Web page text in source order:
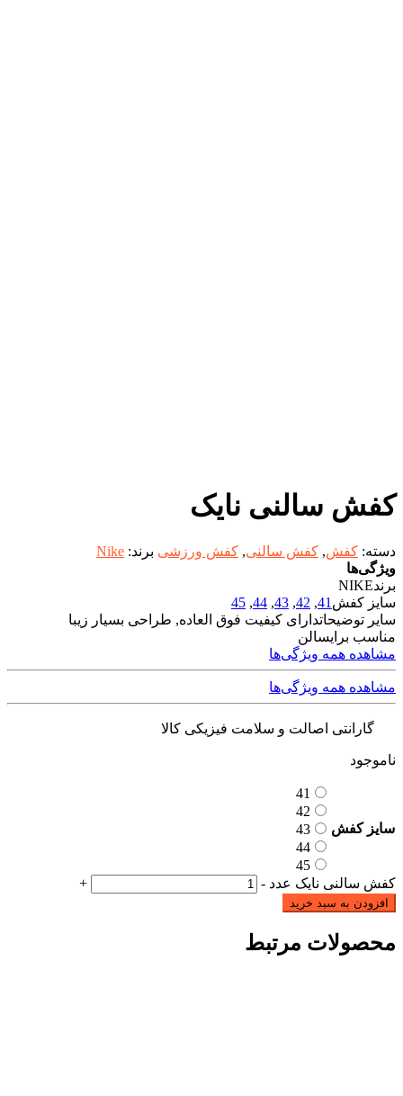
کفش سالنی نایک
دسته: کفش, کفش سالنی, کفش ورزشی برند: Nike
ویژگی‌ها
برندNIKE
سایز کفش 41
,
42
,
43
,
44
,
45
سایر توضیحاتدارای کیفیت فوق العاده, طراحی بسیار زیبا
مناسب برایسالن
مشاهده همه ویژگی‌ها
مشاهده همه ویژگی‌ها
گارانتی اصالت و سلامت فیزیکی کالا
ناموجود
سایز کفش
41
42
43
44
45
کفش سالنی نایک عدد -
+
افزودن به سبد خرید
محصولات مرتبط